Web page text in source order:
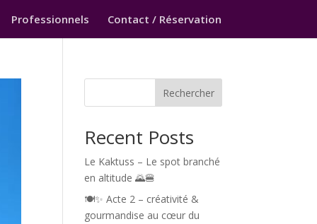
Professionnels Contact / Réservation
Rechercher
Recent Posts
Le Kaktuss – Le spot branché
en altitude 🌄🍔
🍽️✨ Acte 2 – créativité &
gourmandise au cœur du